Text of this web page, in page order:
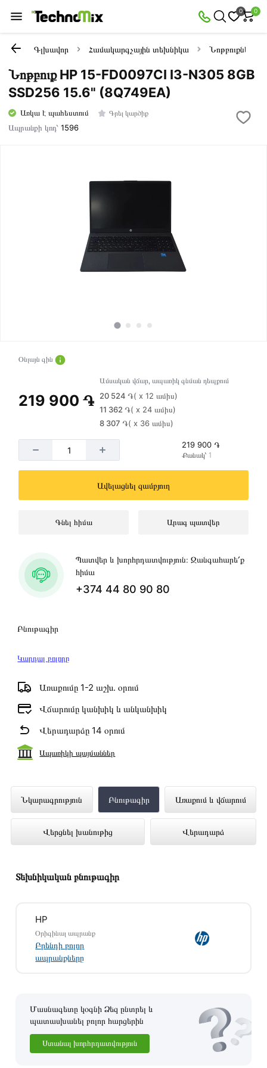
0 0
Գլխավոր Համակարգչային տեխնիկա Նոթբուքներ
Նոթբուք HP 15-FD0097CI I3-N305 8GB
SSD256 15.6" (8Q749EA)
Առկա է պահեստում Գրել կարծիք
Ապրանքի կոդ՝1596
Բնութագիր
Կարդալ բոլորը
Առաքումը 1-2 աշխ․ օրում
Վճարումը կանխիկ և անկանխիկ
Վերադարձը 14 օրում
Ապառիկի պայմաններ
Օնլայն գին
219 900 ֏
Ամսական վճար, ապառիկ գնման դեպքում
20 524 ֏( x 12 ամիս)
11 362 ֏( x 24 ամիս)
8 307 ֏( x 36 ամիս)
219 900 ֏
Քանակ՝ 1
Ավելացնել զամբյուղ
Գնել հիմա Արագ պատվեր
Պատվեր և խորհրդատվություն։ Զանգահարե՛ք
հիմա
+374 44 80 90 80
Նկարագրություն Բնութագիր Առաքում և վճարում
Վերցնել խանութից Վերադարձ
Նոթբուք HP 15-FD0097CI I3-N305 8GB
SSD256 15.6" (8Q749EA)
ներկայացված է Technomix առցանց
Տեխնիկական բնութագիր
HP
Օրիգինալ ապրանք
Բրենդի բոլոր
ապրանքները
Մասնագետը կօգնի Ձեզ ընտրել և
պատասխանել բոլոր հարցերին
Ստանալ խորհրդատվություն